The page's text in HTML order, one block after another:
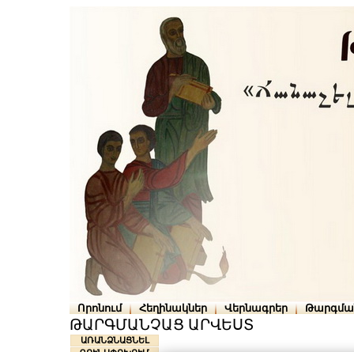
Որոնում Հեղինակներ Վերնագրեր
ԹԱՐԳՄԱՆՉԱՑ ԱՐՎԵՍՏ
ԱՌԱՆՁՆԱՑՆԵԼ